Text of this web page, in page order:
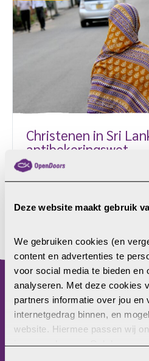
Deze website maakt gebruik
We gebruiken cookies (en
content en advertenties te
voor social media te bieden en
analyseren. Met deze cookies
partners informatie over jou en
internetgedrag binnen, en
website. Hiermee passen wij
jouw voorkeuren. Ook kunnen
Christenen in Sri
antibekeringswet
Christenen in Sri Lanka
invoering van een nieuwe
boeddhistische bevolking
voormalig president van Sri
wetsvoorstel indienen die
bekeringen als gevolg van
ontvouwde zijn plan deze
jaarvergadering van de All
Overtreders […]
menu
Home